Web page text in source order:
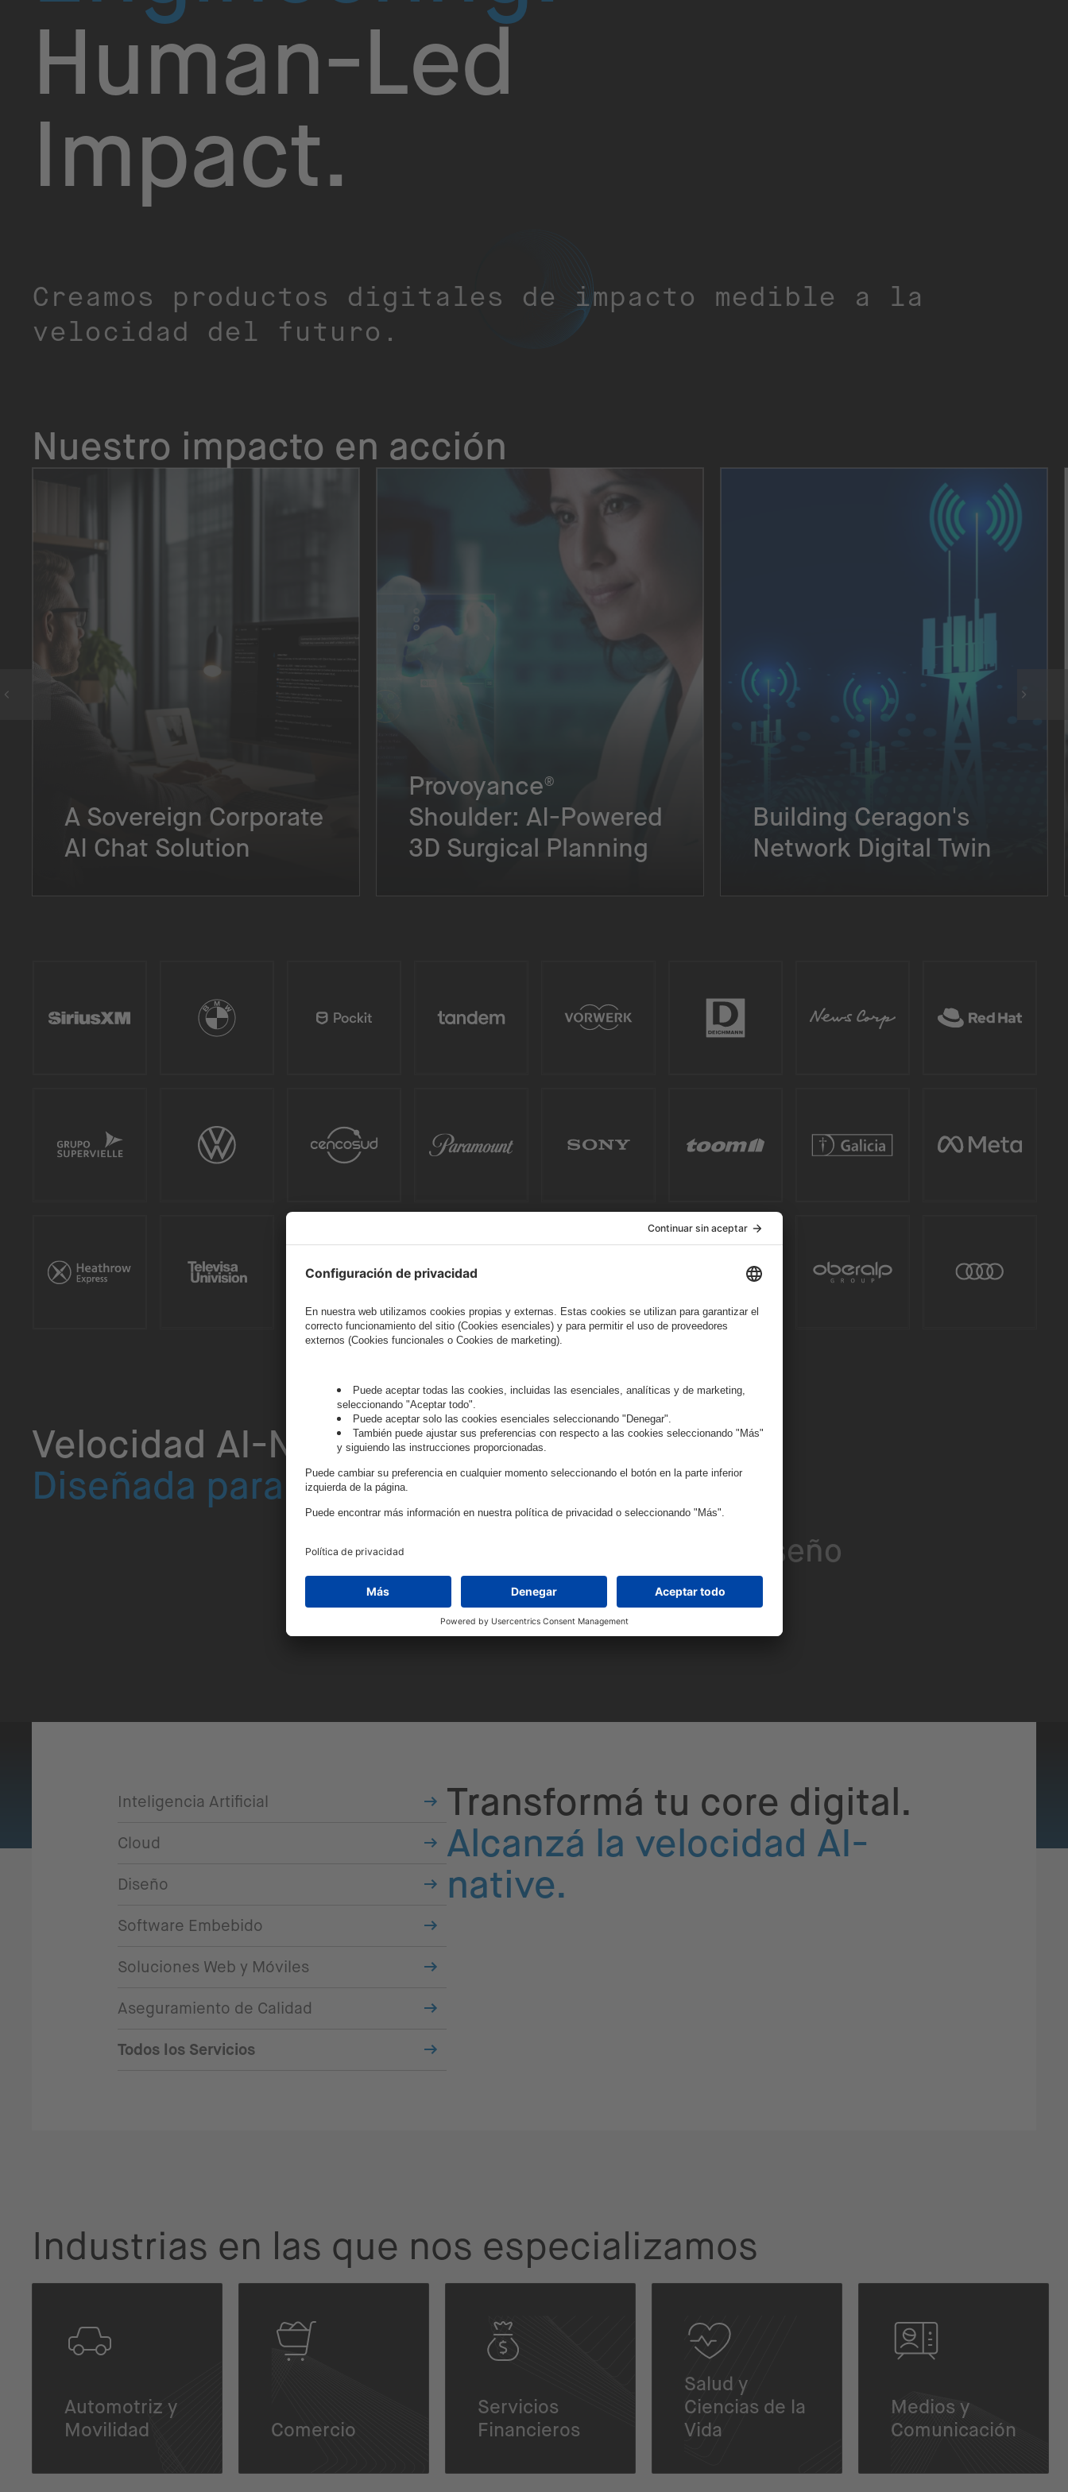
Human-Led
Impact.​
Creamos productos digitales de impacto medible a la
velocidad del futuro.
Nuestro impacto en acción
A Sovereign Corporate
AI Chat Solution
Provoyance®
Shoulder: AI-Powered
3D Surgical Planning
Building Ceragon's
Network Digital Twin
Velocidad AI-Native.
Diseñada para Crecer.
14Países
1700+
Empleados
Premios de Diseño
21Ubicaciones
Inteligencia Artificial
Cloud
Diseño
Software Embebido
Soluciones Web y Móviles
Aseguramiento de Calidad
Todos los Servicios
Transformá tu core digital.
Alcanzá la velocidad AI-
native.
Industrias en las que nos especializamos
Automotriz y
Movilidad
Comercio
Servicios
Financieros
Salud y
Ciencias de la
Vida
Medios y
Comunicación